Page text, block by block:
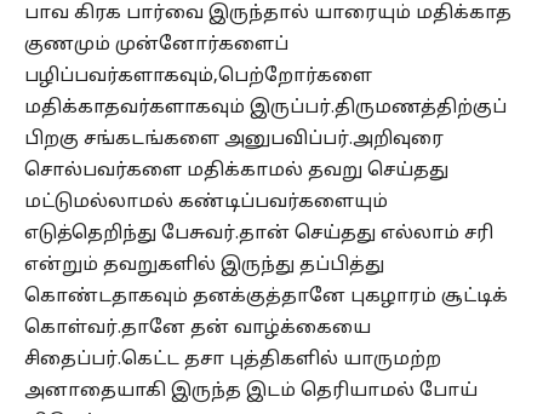
பாவ கிரக பார்வை இருந்தால் யாரையும் மதிக்காத
குணமும் முன்னோர்களைப்
பழிப்பவர்களாகவும்,பெற்றோர்களை
மதிக்காதவர்களாகவும் இருப்பர்.திருமணத்திற்குப்
பிறகு சங்கடங்களை அனுபவிப்பர்.அறிவுரை
சொல்பவர்களை மதிக்காமல் தவறு செய்தது
மட்டுமல்லாமல் கண்டிப்பவர்களையும்
எடுத்தெறிந்து பேசுவர்.தான் செய்தது எல்லாம் சரி
என்றும் தவறுகளில் இருந்து தப்பித்து
கொண்டதாகவும் தனக்குத்தானே புகழாரம் சூட்டிக்
கொள்வர்.தானே தன் வாழ்க்கையை
சிதைப்பர்.கெட்ட தசா புத்திகளில் யாருமற்ற
அனாதையாகி இருந்த இடம் தெரியாமல் போய்